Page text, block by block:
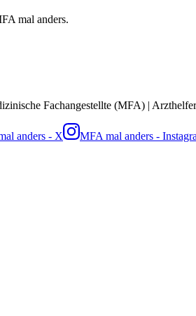
mal anders.
Fachangestellte (MFA) |
anders - X MFA mal anders -